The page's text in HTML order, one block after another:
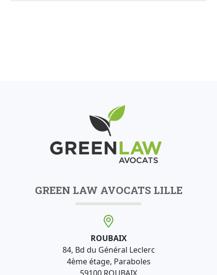
GREEN LAW AVOCATS LILLE
ROUBAIX
84, Bd du Général Leclerc
4ème étage, Paraboles